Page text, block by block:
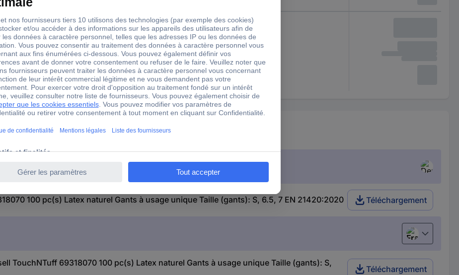
XL
9.5
10
100 pc(s) Latex naturel Gants à usage unique Taille (gants): S, 6.5, 7 EN 21420:2020 Téléchargement
Français
TouchNTuff 69318070 100 pc(s) Latex naturel Gants à usage unique Taille (gants): S,
Téléchargement